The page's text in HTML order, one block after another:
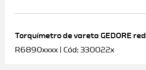
Torquímetro de vareta GEDORE red
R6890xxxx | Cód: 330022x